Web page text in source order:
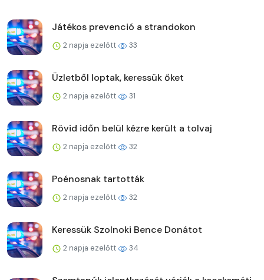
Játékos prevenció a strandokon
2 napja ezelőtt 33
Üzletből loptak, keressük őket
2 napja ezelőtt 31
Rövid időn belül kézre került a tolvaj
2 napja ezelőtt 32
Poénosnak tartották
2 napja ezelőtt 32
Keressük Szolnoki Bence Donátot
2 napja ezelőtt 34